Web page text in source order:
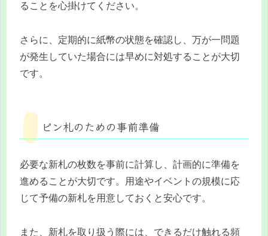
ることを心掛けてください。
さらに、定期的に紙幣の状態を確認し、万が一問題
が発生していた場合には早めに対処することが大切
です。
ピン札のための事前準備
必要な新札の枚数を事前に計算し、計画的に準備を
進めることが大切です。用途やイベントの規模に応
じて予備の新札を用意しておくと安心です。
また、新札を取り扱う際には、できるだけ触れる頻